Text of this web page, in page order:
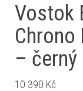
Vostok
Chrono
– černý
10 390 Kč